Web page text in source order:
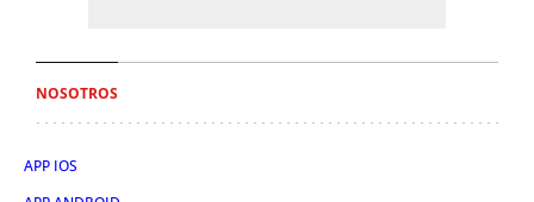
NOSOTROS
APP IOS